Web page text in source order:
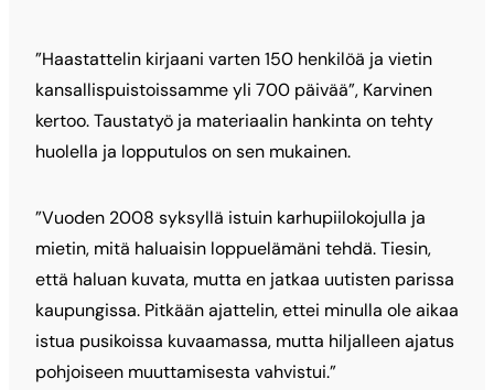
”Haastattelin kirjaani varten 150 henkilöä ja vietin
kansallispuistoissamme yli 700 päivää”, Karvinen
kertoo. Taustatyö ja materiaalin hankinta on tehty
huolella ja lopputulos on sen mukainen.
”Vuoden 2008 syksyllä istuin karhupiilokojulla ja
mietin, mitä haluaisin loppuelämäni tehdä. Tiesin,
että haluan kuvata, mutta en jatkaa uutisten parissa
kaupungissa. Pitkään ajattelin, ettei minulla ole aikaa
istua pusikoissa kuvaamassa, mutta hiljalleen ajatus
pohjoiseen muuttamisesta vahvistui.”